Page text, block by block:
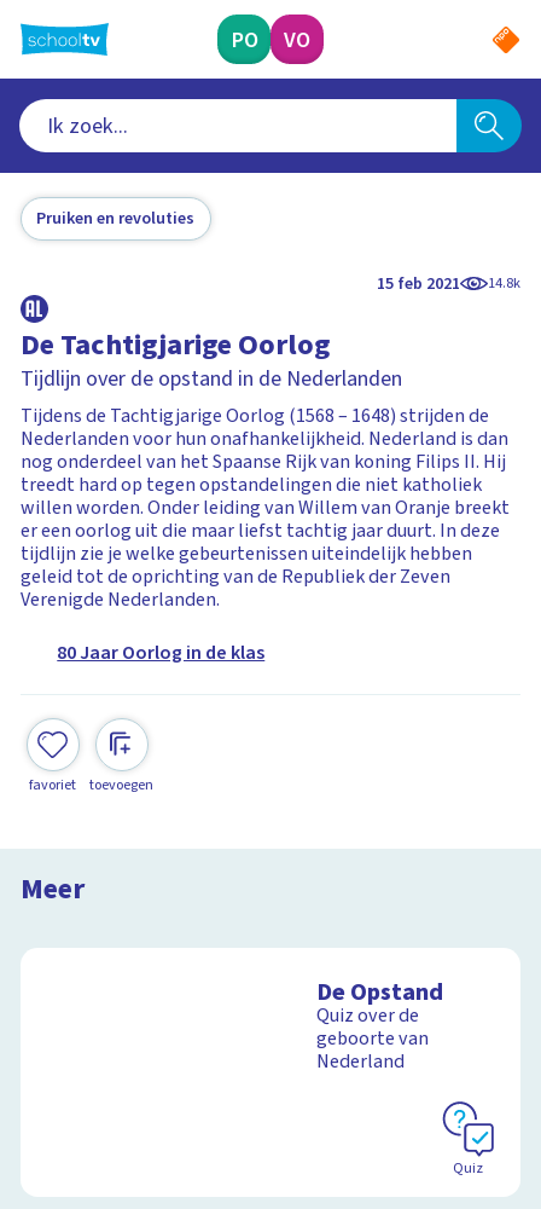
naar
hoofdinhoud
PO VO
Pruiken en revoluties
15 feb 2021 14.8k
De Tachtigjarige Oorlog
Tijdlijn over de opstand in de Nederlanden
Tijdens de Tachtigjarige Oorlog (1568 – 1648) strijden de
Nederlanden voor hun onafhankelijkheid. Nederland is dan
nog onderdeel van het Spaanse Rijk van koning Filips II. Hij
treedt hard op tegen opstandelingen die niet katholiek
willen worden. Onder leiding van Willem van Oranje breekt
er een oorlog uit die maar liefst tachtig jaar duurt. In deze
tijdlijn zie je welke gebeurtenissen uiteindelijk hebben
geleid tot de oprichting van de Republiek der Zeven
Verenigde Nederlanden.
80 Jaar Oorlog in de klas
favoriet toevoegen
Meer
De Opstand
De geboorte van Nederland
De Opstand
Quiz over de
geboorte van
Nederland
Quiz